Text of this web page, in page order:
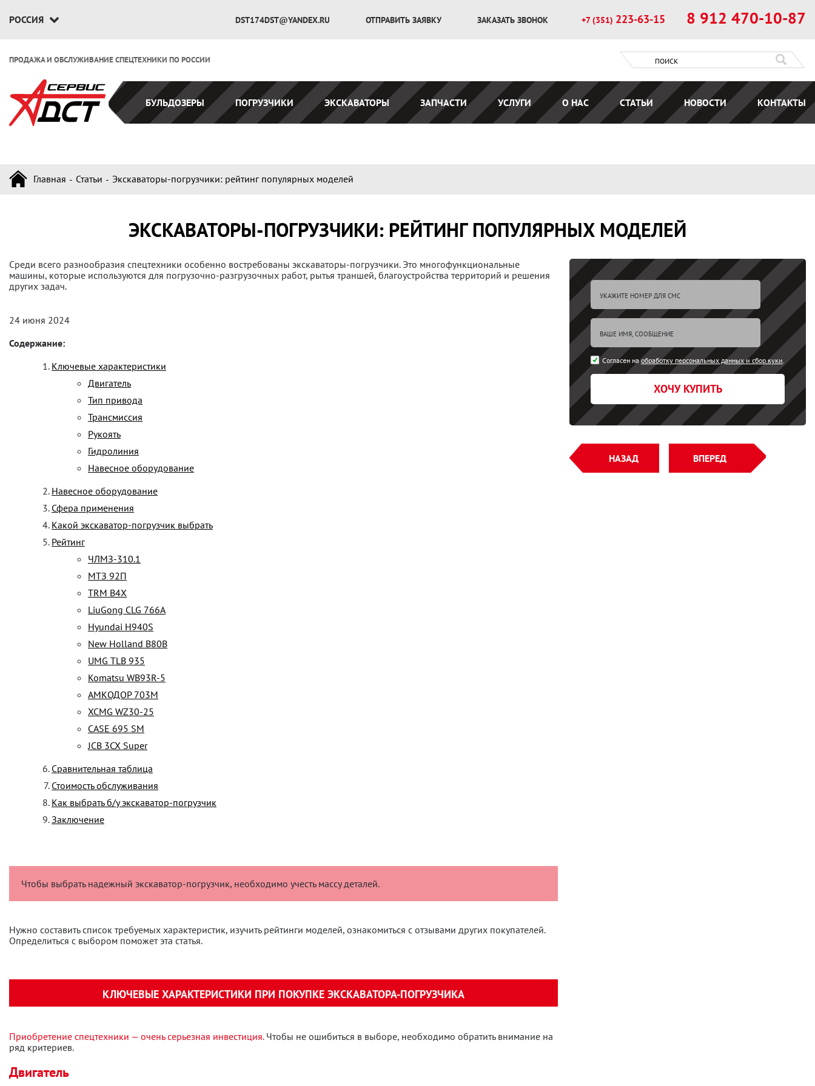
РОССИЯ DST174DST@YANDEX.RU ОТПРАВИТЬ ЗАЯВКУ ЗАКАЗАТЬ ЗВОНОК +7 (351) 223-63-15 8 912 470-10-87
ПРОДАЖА И ОБСЛУЖИВАНИЕ СПЕЦТЕХНИКИ ПО РОССИИ
БУЛЬДОЗЕРЫ ПОГРУЗЧИКИ ЭКСКАВАТОРЫ ЗАПЧАСТИ УСЛУГИ О НАС СТАТЬИ НОВОСТИ КОНТАКТЫ
Главная Статьи Экскаваторы-погрузчики: рейтинг популярных моделей
ЭКСКАВАТОРЫ-ПОГРУЗЧИКИ: РЕЙТИНГ ПОПУЛЯРНЫХ МОДЕЛЕЙ
Среди всего разнообразия спецтехники особенно востребованы экскаваторы-погрузчики. Это многофункциональные
машины, которые используются для погрузочно-разгрузочных работ, рытья траншей, благоустройства территорий и решения
других задач.
24 июня 2024
Содержание:
Ключевые характеристики
Двигатель
Тип привода
Трансмиссия
Рукоять
Гидролиния
Навесное оборудование
Навесное оборудование
Сфера применения
Какой экскаватор-погрузчик выбрать
Рейтинг
ЧЛМЗ-310.1
МТЗ 92П
TRM B4X
LiuGong CLG 766A
Hyundai H940S
New Holland B80B
UMG TLB 935
Komatsu WB93R-5
АМКОДОР 703М
XCMG WZ30-25
CASE 695 SM
JCB 3CX Super
Сравнительная таблица
Стоимость обслуживания
Как выбрать б/у экскаватор-погрузчик
Заключение
Чтобы выбрать надежный экскаватор-погрузчик, необходимо учесть массу деталей.
Нужно составить список требуемых характеристик, изучить рейтинги моделей, ознакомиться с отзывами других покупателей.
Определиться с выбором поможет эта статья.
КЛЮЧЕВЫЕ ХАРАКТЕРИСТИКИ ПРИ ПОКУПКЕ ЭКСКАВАТОРА-ПОГРУЗЧИКА
Приобретение спецтехники — очень серьезная инвестиция.Чтобы не ошибиться в выборе, необходимо обратить внимание на
ряд критериев.
Двигатель
Согласен наобработку персональных данных и сбор куки
ХОЧУ КУПИТЬ
НАЗАД ВПЕРЕД